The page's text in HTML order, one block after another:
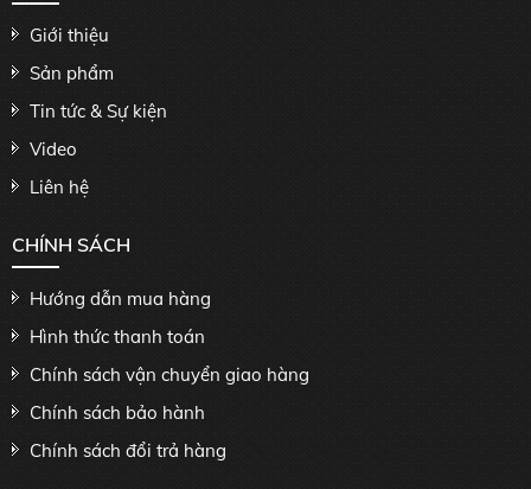
Giới thiệu
Sản phẩm
Tin tức & Sự kiện
Video
Liên hệ
CHÍNH SÁCH
Hướng dẫn mua hàng
Hình thức thanh toán
Chính sách vận chuyển giao hàng
Chính sách bảo hành
Chính sách đổi trả hàng